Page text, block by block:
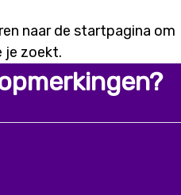
naar de startpagina om
je zoekt.